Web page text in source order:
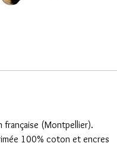
française (Montpellier).
100% coton et encres